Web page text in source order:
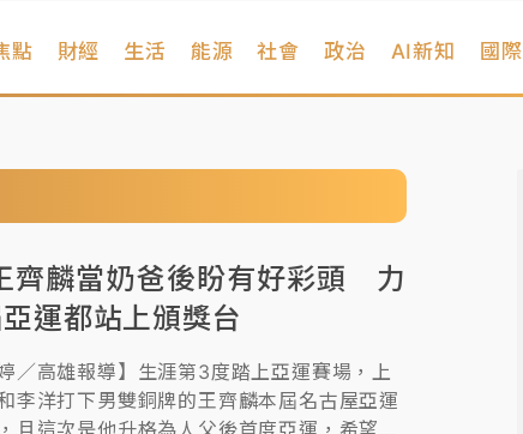
點 財經 生活 能源 社會 政治 AI新知 國際
齊麟當奶爸後盼有好彩頭 力
運都站上頒獎台
／高雄報導】生涯第3度踏上亞運賽場，上
李洋打下男雙銅牌的王齊麟本屆名古屋亞運
且這次是他升格為人父後首度亞運，希望能